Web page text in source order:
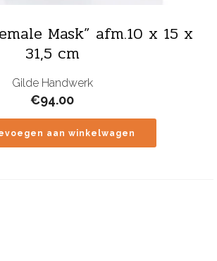
Mask” afm.10 x 15 x
31,5 cm
Gilde Handwerk
€94.00
aan winkelwagen